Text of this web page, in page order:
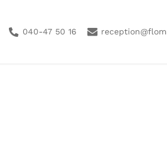
040-47 50 16